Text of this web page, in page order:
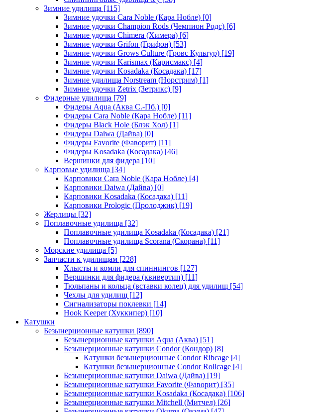
Зимние удилища [115]
Зимние удочки Cara Noble (Кара Нобле) [0]
Зимние удочки Champion Rods (Чемпион Родс) [6]
Зимние удочки Chimera (Химера) [6]
Зимние удочки Grifon (Грифон) [53]
Зимние удочки Grows Culture (Гровс Культур) [19]
Зимние удочки Karismax (Карисмакс) [4]
Зимние удочки Kosadaka (Косадака) [17]
Зимние удилища Norstream (Норстрим) [1]
Зимние удочки Zetrix (Зетрикс) [9]
Фидерные удилища [79]
Фидеры Aqua (Аква С.-Пб.) [0]
Фидеры Cara Noble (Кара Нобле) [11]
Фидеры Black Hole (Блэк Хол) [1]
Фидеры Daiwa (Дайва) [0]
Фидеры Favorite (Фаворит) [11]
Фидеры Kosadaka (Косадака) [46]
Вершинки для фидера [10]
Карповые удилища [34]
Карповики Cara Noble (Кара Нобле) [4]
Карповики Daiwa (Дайва) [0]
Карповики Kosadaka (Косадака) [11]
Карповики Prologic (Пролоджик) [19]
Жерлицы [32]
Поплавочные удилища [32]
Поплавочные удилища Kosadaka (Косадака) [21]
Поплавочные удилища Scorana (Скорана) [11]
Морские удилища [5]
Запчасти к удилищам [228]
Хлысты и комли для спиннингов [127]
Вершинки для фидера (квивертип) [11]
Тюльпаны и кольца (вставки колец) для удилищ [54]
Чехлы для удилищ [12]
Сигнализаторы поклевки [14]
Hook Keeper (Хуккипер) [10]
Катушки
Безынерционные катушки [890]
Безынерционные катушки Aqua (Аква) [51]
Безынерционные катушки Condor (Кондор) [8]
Катушки безынерционные Condor Ribcage [4]
Катушки безынерционные Condor Rollcage [4]
Безынерционные катушки Daiwa (Дайва) [19]
Безынерционные катушки Favorite (Фаворит) [35]
Безынерционные катушки Kosadaka (Косадака) [106]
Безынерционные катушки Mitchell (Митчел) [26]